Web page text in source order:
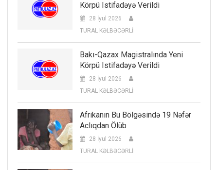
Körpü Istifadəyə Verildi
28 İyul 2026
TURAL KƏLBƏCƏRLİ
Bakı-Qazax Magistralında Yeni
Körpü Istifadəyə Verildi
28 İyul 2026
TURAL KƏLBƏCƏRLİ
Afrikanın Bu Bölgəsində 19 Nəfər
Aclıqdan Ölüb
28 İyul 2026
TURAL KƏLBƏCƏRLİ